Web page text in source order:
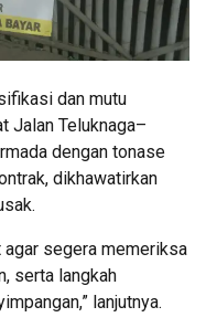
dan mutu
Jalan Teluknaga–
dengan tonase
dikhawatirkan
agar segera memeriksa
serta langkah
lanjutnya.